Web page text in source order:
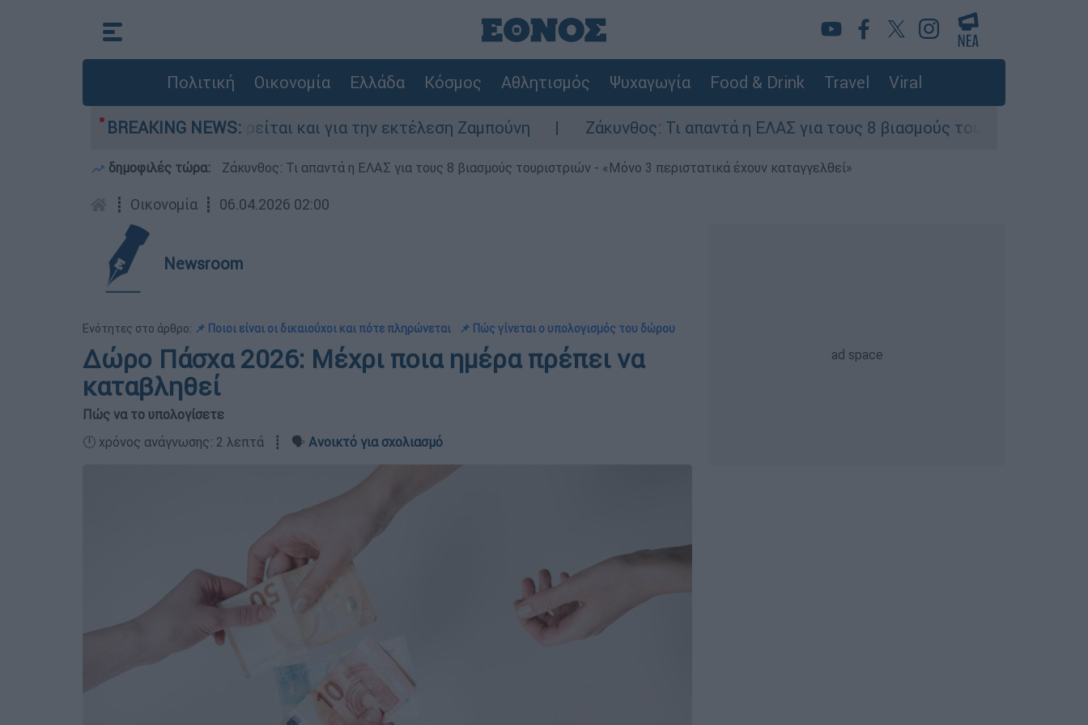
Πολιτική Οικονομία Ελλάδα Κόσμος Αθλητισμός Ψυχαγωγία Food & Drink Travel Viral
BREAKING NEWS:
Ελλάδα - Κατηγορείται και για την εκτέλεση Ζαμπούνη Ζάκυνθος: Τι απαντά η ΕΛΑΣ για τους 8 βιασμούς τουριστριών - «Μόνο 3
δημοφιλές τώρα: Ζάκυνθος: Τι απαντά η ΕΛΑΣ για τους 8 βιασμούς τουριστριών - «Μόνο 3 περιστατικά έχουν καταγγελθεί»
┋ Οικονομία ┋ 06.04.2026 02:00
Newsroom
Ενότητες στο άρθρο: 📌 Ποιοι είναι οι δικαιούχοι και πότε πληρώνεται 📌 Πώς γίνεται ο υπολογισμός του δώρου
Δώρο Πάσχα 2026: Μέχρι ποια ημέρα πρέπει να
καταβληθεί
Πώς να το υπολογίσετε
🕛 χρόνος ανάγνωσης: 2 λεπτά ┋ 🗣️ Ανοικτό για σχολιασμό